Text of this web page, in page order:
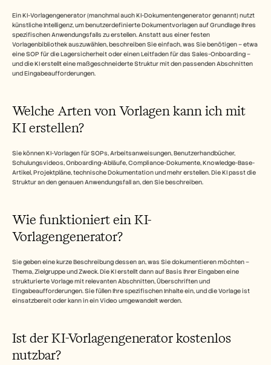
Ein KI-Vorlagengenerator (manchmal auch KI-Dokumentengenerator genannt) nutzt
künstliche Intelligenz, um benutzerdefinierte Dokumentvorlagen auf Grundlage Ihres
spezifischen Anwendungsfalls zu erstellen. Anstatt aus einer festen
Vorlagenbibliothek auszuwählen, beschreiben Sie einfach, was Sie benötigen – etwa
eine SOP für die Lagersicherheit oder einen Leitfaden für das Sales-Onboarding –
und die KI erstellt eine maßgeschneiderte Struktur mit den passenden Abschnitten
und Eingabeaufforderungen.
Welche Arten von Vorlagen kann ich mit
KI erstellen?
Sie können KI-Vorlagen für SOPs, Arbeitsanweisungen, Benutzerhandbücher,
Schulungsvideos, Onboarding-Abläufe, Compliance-Dokumente, Knowledge-Base-
Artikel, Projektpläne, technische Dokumentation und mehr erstellen. Die KI passt die
Struktur an den genauen Anwendungsfall an, den Sie beschreiben.
Wie funktioniert ein KI-
Vorlagengenerator?
Sie geben eine kurze Beschreibung dessen an, was Sie dokumentieren möchten –
Thema, Zielgruppe und Zweck. Die KI erstellt dann auf Basis Ihrer Eingaben eine
strukturierte Vorlage mit relevanten Abschnitten, Überschriften und
Eingabeaufforderungen. Sie füllen Ihre spezifischen Inhalte ein, und die Vorlage ist
einsatzbereit oder kann in ein Video umgewandelt werden.
Ist der KI-Vorlagengenerator kostenlos
nutzbar?